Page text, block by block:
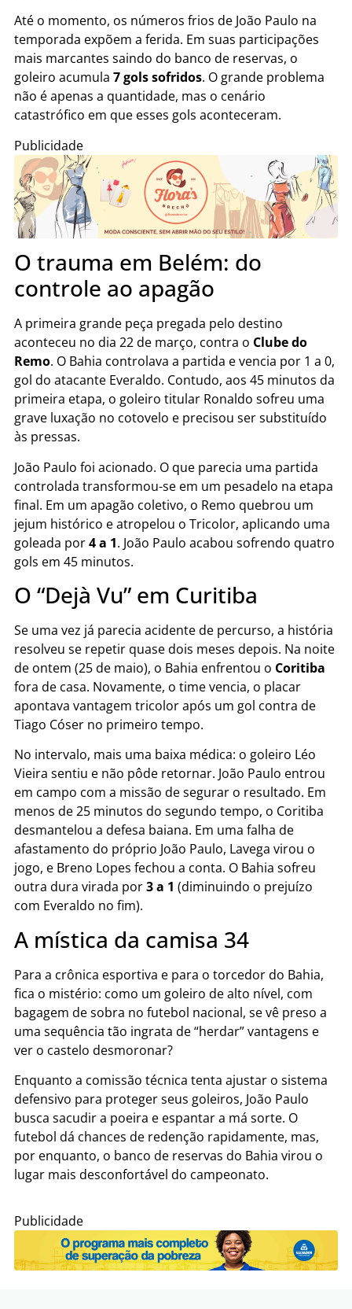
Até o momento, os números frios de João Paulo na
temporada expõem a ferida. Em suas participações
mais marcantes saindo do banco de reservas, o
goleiro acumula 7 gols sofridos. O grande problema
não é apenas a quantidade, mas o cenário
catastrófico em que esses gols aconteceram.
Publicidade
O trauma em Belém: do
controle ao apagão
A primeira grande peça pregada pelo destino
aconteceu no dia 22 de março, contra o Clube do
Remo. O Bahia controlava a partida e vencia por 1 a 0,
gol do atacante Everaldo. Contudo, aos 45 minutos da
primeira etapa, o goleiro titular Ronaldo sofreu uma
grave luxação no cotovelo e precisou ser substituído
às pressas.
João Paulo foi acionado. O que parecia uma partida
controlada transformou-se em um pesadelo na etapa
final. Em um apagão coletivo, o Remo quebrou um
jejum histórico e atropelou o Tricolor, aplicando uma
goleada por4 a 1. João Paulo acabou sofrendo quatro
gols em 45 minutos.
O “Dejà Vu” em Curitiba
Se uma vez já parecia acidente de percurso, a história
resolveu se repetir quase dois meses depois. Na noite
de ontem (25 de maio), o Bahia enfrentou o Coritiba
fora de casa. Novamente, o time vencia, o placar
apontava vantagem tricolor após um gol contra de
Tiago Cóser no primeiro tempo.
No intervalo, mais uma baixa médica: o goleiro Léo
Vieira sentiu e não pôde retornar. João Paulo entrou
em campo com a missão de segurar o resultado. Em
menos de 25 minutos do segundo tempo, o Coritiba
desmantelou a defesa baiana. Em uma falha de
afastamento do próprio João Paulo, Lavega virou o
jogo, e Breno Lopes fechou a conta. O Bahia sofreu
outra dura virada por3 a 1 (diminuindo o prejuízo
com Everaldo no fim).
A mística da camisa 34
Para a crônica esportiva e para o torcedor do Bahia,
fica o mistério: como um goleiro de alto nível, com
bagagem de sobra no futebol nacional, se vê preso a
uma sequência tão ingrata de “herdar” vantagens e
ver o castelo desmoronar?
Enquanto a comissão técnica tenta ajustar o sistema
defensivo para proteger seus goleiros, João Paulo
busca sacudir a poeira e espantar a má sorte. O
futebol dá chances de redenção rapidamente, mas,
por enquanto, o banco de reservas do Bahia virou o
lugar mais desconfortável do campeonato.
Publicidade